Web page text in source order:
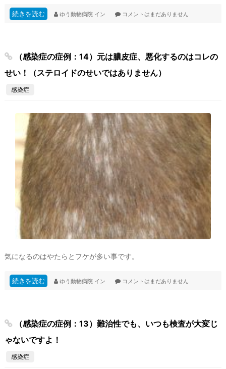
続きを読む ゆう動物病院 イン コメントはまだありません
（感染症の症例：14）元は膿皮症、悪化するのはコレの
せい！（ステロイドのせいではありません）
感染症
気になるのはやたらとフケが多い事です。
続きを読む ゆう動物病院 イン コメントはまだありません
（感染症の症例：13）難治性でも、いつも検査が大変じ
ゃないですよ！
感染症